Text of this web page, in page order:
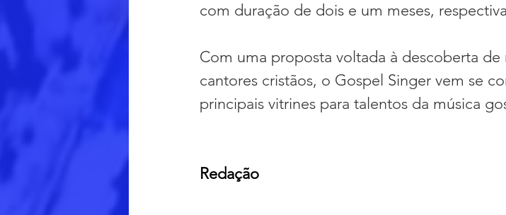
com duração de dois e um meses,
Com uma proposta voltada à descoberta
cantores cristãos, o Gospel Singer vem se
principais vitrines para talentos da música
Redação